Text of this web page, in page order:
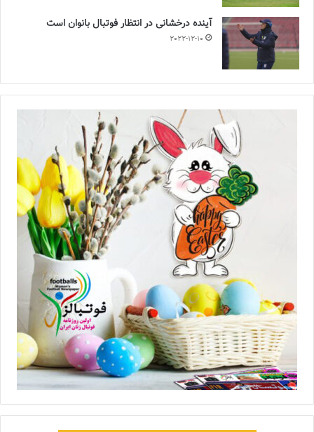
آینده درخشانی در انتظار فوتبال بانوان است
2022-12-10